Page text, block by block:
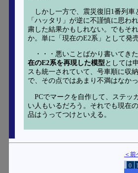
しかし一方で、震災復旧1番列
「ハッタリ」が逆に不謹慎に思
粛した結果かもしれない。でもそ
か。単に「現在のE2系」として発
・・・悪いことばかり書いてき
在のE2系を再現した模型としては
スも統一されていて、号車順に収
で、その点ではあまり不満はなかっ
PCでマークを自作して、ステッ
い人もいるだろう。それでも現在
品はうってつけといえる。
＜前
0